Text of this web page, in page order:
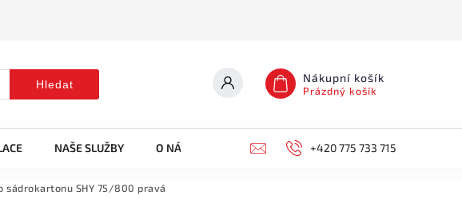
Hledat Nákupní košík
Prázdný košík
NAŠE SLUŽBY O NÁS KONTAKTY +420 775 733 715
sádrokartonu SHY 75/800 pravá